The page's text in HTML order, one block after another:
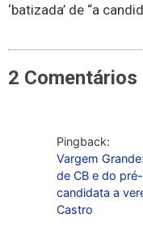
‘batizada’ de “a
2 Comentários
Pingback:
Vargem
de CB e do
candidata a
Castro